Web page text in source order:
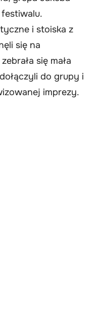
i stoiska z
się na
się mała
do grupy i
imprezy.